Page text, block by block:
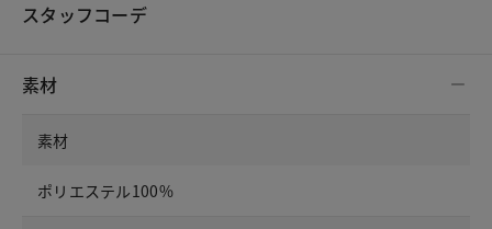
スタッフコーデ
素材
素材
ポリエステル100%